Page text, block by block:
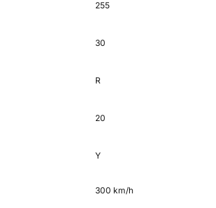
255
30
R
20
Y
300 km/h